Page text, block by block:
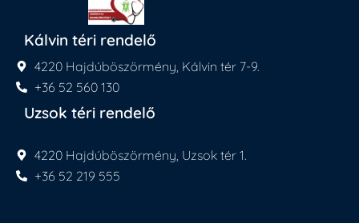
Kálvin téri rendelő
4220 Hajdúböszörmény, Kálvin tér 7-9.
+36 52 560 130
Uzsok téri rendelő
4220 Hajdúböszörmény, Uzsok tér 1.
+36 52 219 555